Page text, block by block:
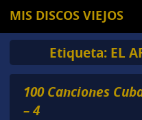
MIS DISCOS VIEJOS
Etiqueta: EL
100 Canciones
– 4